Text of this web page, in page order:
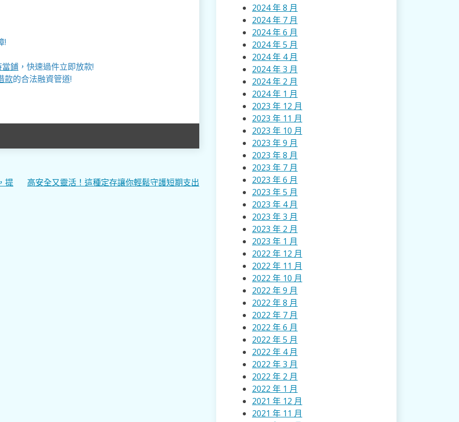
!
當鋪，快速過件立即放款!
款的合法融資管道!
提
高安全又靈活！這種定存讓你輕鬆守護短期支出
2024 年 8 月
2024 年 7 月
2024 年 6 月
2024 年 5 月
2024 年 4 月
2024 年 3 月
2024 年 2 月
2024 年 1 月
2023 年 12 月
2023 年 11 月
2023 年 10 月
2023 年 9 月
2023 年 8 月
2023 年 7 月
2023 年 6 月
2023 年 5 月
2023 年 4 月
2023 年 3 月
2023 年 2 月
2023 年 1 月
2022 年 12 月
2022 年 11 月
2022 年 10 月
2022 年 9 月
2022 年 8 月
2022 年 7 月
2022 年 6 月
2022 年 5 月
2022 年 4 月
2022 年 3 月
2022 年 2 月
2022 年 1 月
2021 年 12 月
2021 年 11 月